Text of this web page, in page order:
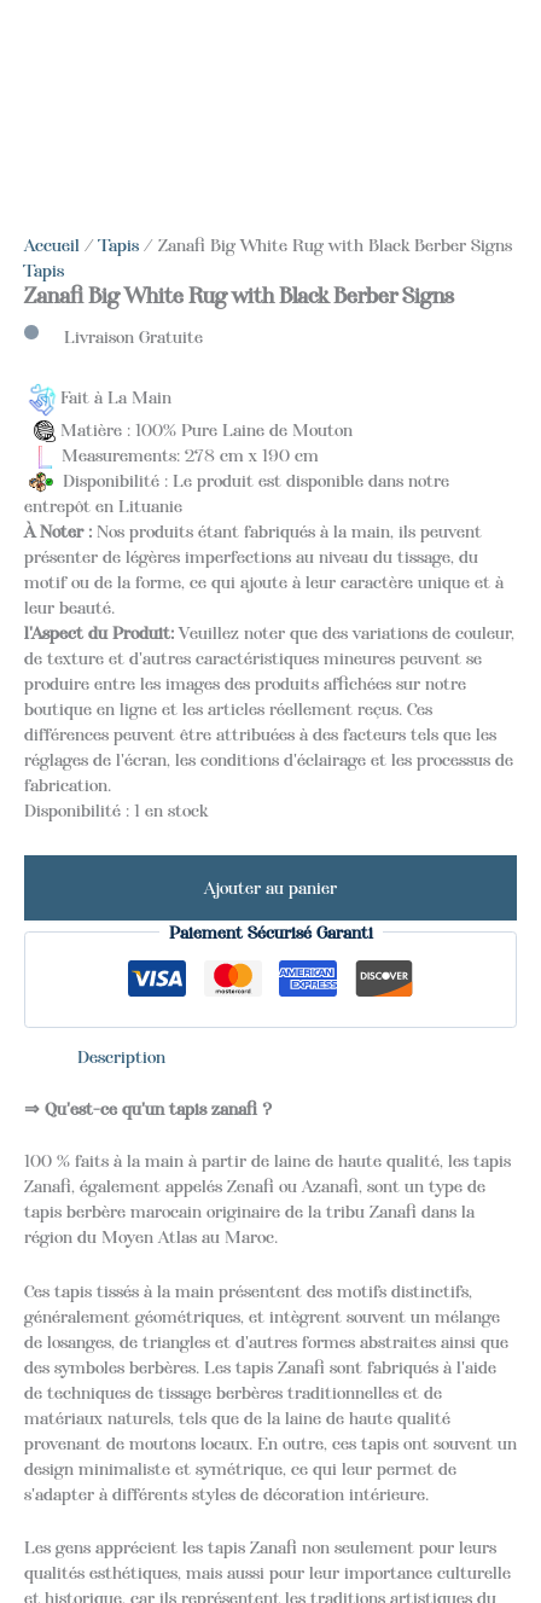
Accueil /Tapis / Zanafi Big White Rug with Black Berber Signs
Tapis
Zanafi Big White Rug with Black Berber Signs
Livraison Gratuite
Fait à La Main
Matière : 100% Pure Laine de Mouton
Measurements: 278 cm x 190 cm
Disponibilité : Le produit est disponible dans notre
entrepôt en Lituanie
À Noter : Nos produits étant fabriqués à la main, ils peuvent
présenter de légères imperfections au niveau du tissage, du
motif ou de la forme, ce qui ajoute à leur caractère unique et à
leur beauté.
l'Aspect du Produit:Veuillez noter que des variations de couleur,
de texture et d'autres caractéristiques mineures peuvent se
produire entre les images des produits affichées sur notre
boutique en ligne et les articles réellement reçus. Ces
différences peuvent être attribuées à des facteurs tels que les
réglages de l'écran, les conditions d'éclairage et les processus de
fabrication.
Disponibilité : 1 en stock
Ajouter au panier
Paiement Sécurisé Garanti
Description
⇒ Qu'est-ce qu'un tapis zanafi ?
100 % faits à la main à partir de laine de haute qualité, les tapis
Zanafi, également appelés Zenafi ou Azanafi, sont un type de
tapis berbère marocain originaire de la tribu Zanafi dans la
région du Moyen Atlas au Maroc.
Ces tapis tissés à la main présentent des motifs distinctifs,
généralement géométriques, et intègrent souvent un mélange
de losanges, de triangles et d'autres formes abstraites ainsi que
des symboles berbères. Les tapis Zanafi sont fabriqués à l'aide
de techniques de tissage berbères traditionnelles et de
matériaux naturels, tels que de la laine de haute qualité
provenant de moutons locaux. En outre, ces tapis ont souvent un
design minimaliste et symétrique, ce qui leur permet de
s'adapter à différents styles de décoration intérieure.
Les gens apprécient les tapis Zanafi non seulement pour leurs
qualités esthétiques, mais aussi pour leur importance culturelle
et historique, car ils représentent les traditions artistiques du